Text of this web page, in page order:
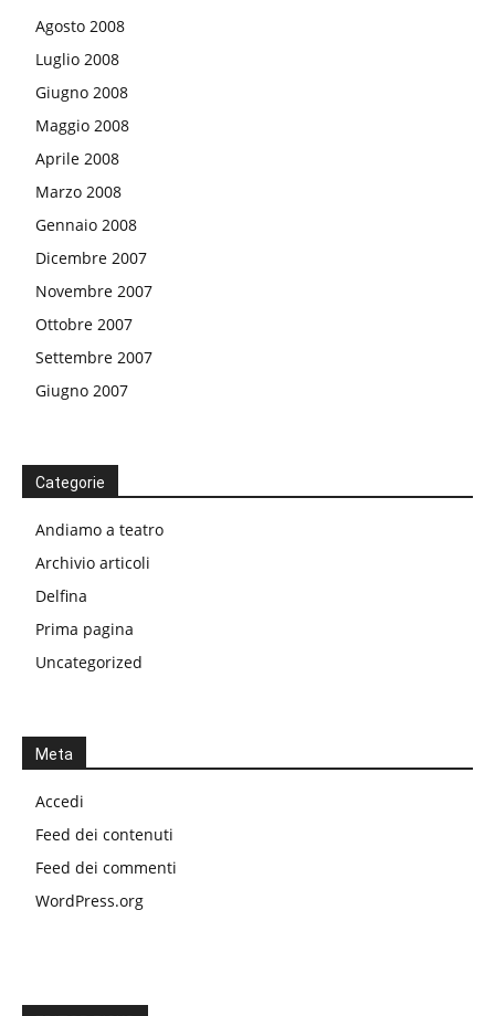
Agosto 2008
Luglio 2008
Giugno 2008
Maggio 2008
Aprile 2008
Marzo 2008
Gennaio 2008
Dicembre 2007
Novembre 2007
Ottobre 2007
Settembre 2007
Giugno 2007
Categorie
Andiamo a teatro
Archivio articoli
Delfina
Prima pagina
Uncategorized
Meta
Accedi
Feed dei contenuti
Feed dei commenti
WordPress.org